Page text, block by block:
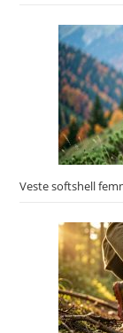
Veste softshell